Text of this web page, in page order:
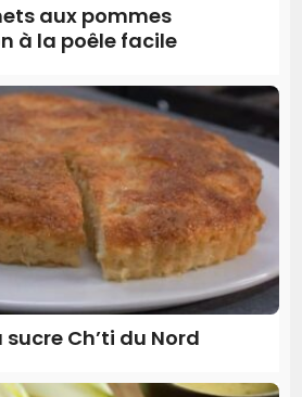
aux pommes
à la poêle facile
Ch’ti du Nord